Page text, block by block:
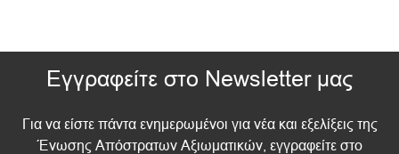
Εγγραφείτε στο Newsletter μας
Για να είστε πάντα ενημερωμένοι για νέα και εξελίξεις της
Ένωσης Απόστρατων Αξιωματικών, εγγραφείτε στο